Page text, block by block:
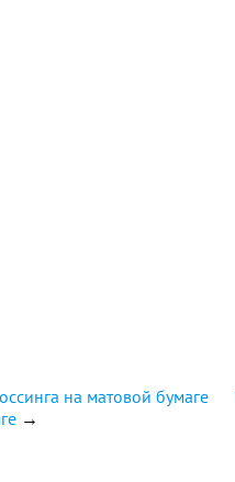
на матовой бумаге
→